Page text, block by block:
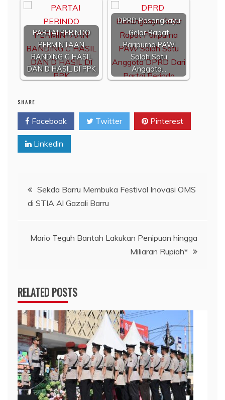
PARTAI PERINDO
PERMINTAAN
BANDING C HASIL
DAN D HASIL DI PPK
DPRD Pasangkayu
Gelar Rapat
Paripurna PAW
Salah Satu
Anggota…
SHARE
Facebook Twitter Pinterest
Linkedin
Navigasi
pos
Sekda Barru Membuka Festival Inovasi OMS
di STIA Al Gazali Barru
Mario Teguh Bantah Lakukan Penipuan hingga
Miliaran Rupiah*
RELATED POSTS